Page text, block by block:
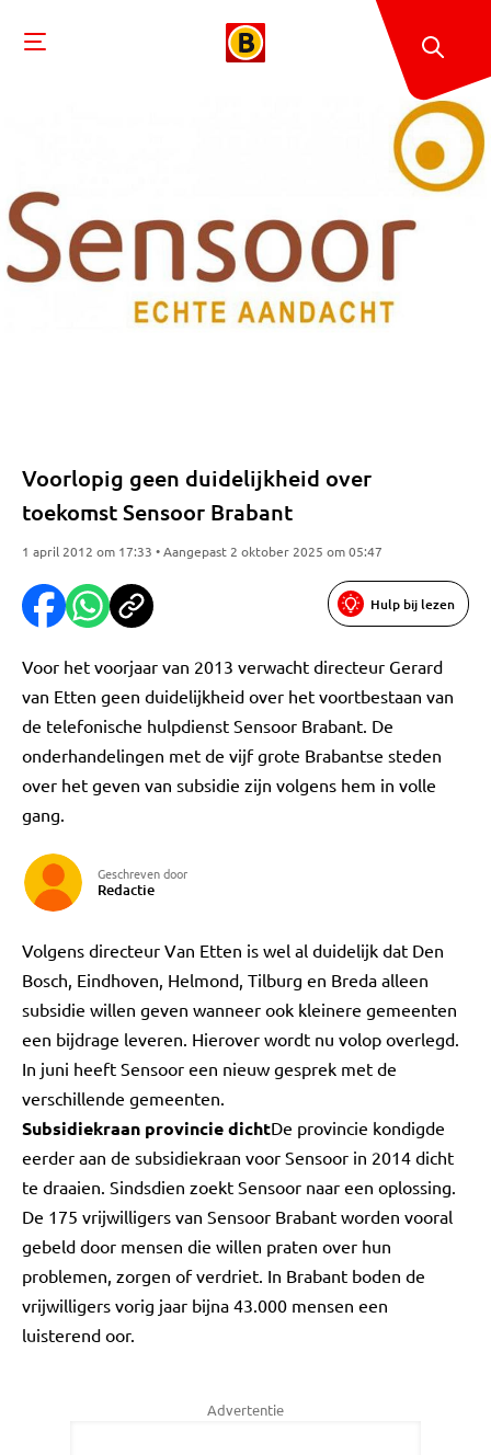
Voorlopig geen duidelijkheid over
toekomst Sensoor Brabant
1 april 2012 om 17:33 • Aangepast 2 oktober 2025 om 05:47
Hulp bij lezen
Voor het voorjaar van 2013 verwacht directeur Gerard
van Etten geen duidelijkheid over het voortbestaan van
de telefonische hulpdienst Sensoor Brabant. De
onderhandelingen met de vijf grote Brabantse steden
over het geven van subsidie zijn volgens hem in volle
gang.
Geschreven door
Redactie
Volgens directeur Van Etten is wel al duidelijk dat Den
Bosch, Eindhoven, Helmond, Tilburg en Breda alleen
subsidie willen geven wanneer ook kleinere gemeenten
een bijdrage leveren. Hierover wordt nu volop overlegd.
In juni heeft Sensoor een nieuw gesprek met de
verschillende gemeenten.
Subsidiekraan provincie dichtDe provincie kondigde
eerder aan de subsidiekraan voor Sensoor in 2014 dicht
te draaien. Sindsdien zoekt Sensoor naar een oplossing.
De 175 vrijwilligers van Sensoor Brabant worden vooral
gebeld door mensen die willen praten over hun
problemen, zorgen of verdriet. In Brabant boden de
vrijwilligers vorig jaar bijna 43.000 mensen een
luisterend oor.
Advertentie